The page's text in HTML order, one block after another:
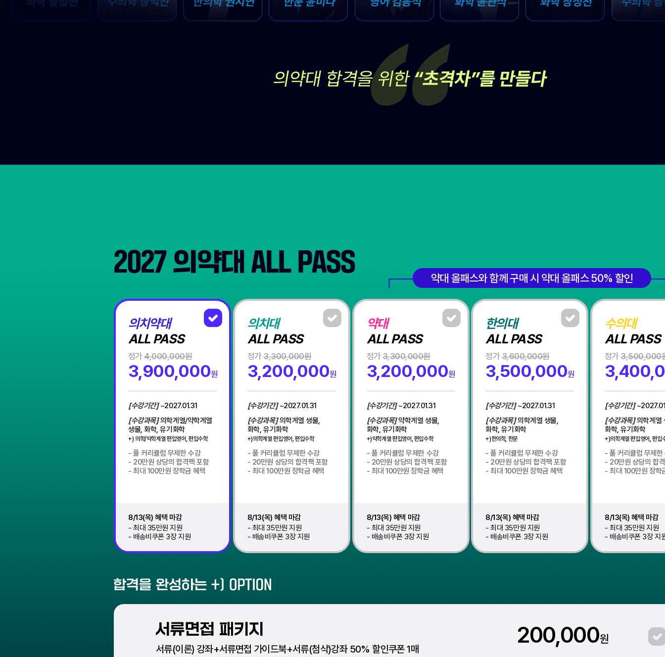
약대 올패스와 함께 구매 시 약대 올패스 50% 할인
의치약대
ALL PASS
정가4,000,000원
3,900,000원
[수강기간]~2027.01.31
[수강과목]의학계열/약학계열
생물, 화학, 유기화학
+) 의학/약학계열 편입영어, 편입수학
풀 커리큘럼 무제한 수강
20만원 상당의 합격팩 포함
최대 100만원 장학금 혜택
8/13(목) 혜택 마감
최대 35만원 지원
배송비쿠폰 3장 지원
의치대
ALL PASS
정가3,300,000원
3,200,000원
[수강기간]~2027.01.31
[수강과목]의학계열 생물,
화학, 유기화학
+)의학계열 편입영어, 편입수학
풀 커리큘럼 무제한 수강
20만원 상당의 합격팩 포함
최대 100만원 장학금 혜택
8/13(목) 혜택 마감
최대 35만원 지원
배송비쿠폰 3장 지원
약대
ALL PASS
정가3,300,000원
3,200,000원
[수강기간]~2027.01.31
[수강과목]약학계열 생물,
화학, 유기화학
+)약학계열 편입영어, 편입수학
풀 커리큘럼 무제한 수강
20만원 상당의 합격팩 포함
최대 100만원 장학금 혜택
8/13(목) 혜택 마감
최대 35만원 지원
배송비쿠폰 3장 지원
한의대
ALL PASS
정가3,600,000원
3,500,000원
[수강기간]~2027.01.31
[수강과목]의학계열 생물,
화학, 유기화학
+)한의학, 한문
풀 커리큘럼 무제한 수강
20만원 상당의 합격팩 포함
최대 100만원 장학금 혜택
8/13(목) 혜택 마감
최대 35만원 지원
배송비쿠폰 3장 지원
수의대
ALL PASS
정가3,500,000
[수강기간]
[수강과목]의학계열
화학, 유기화학
+)의학계열 편입영어, 편입
풀 커리큘럼 무제한
20만원 상당의 합
최대 100만원 장학
8/13(목) 혜택 마감
최대 35만원 지원
배송비쿠폰 3장 지
서류(이론) 강좌+서류면접 가이드북+서류(첨삭)강좌 50% 할인쿠폰 1매
200,000원